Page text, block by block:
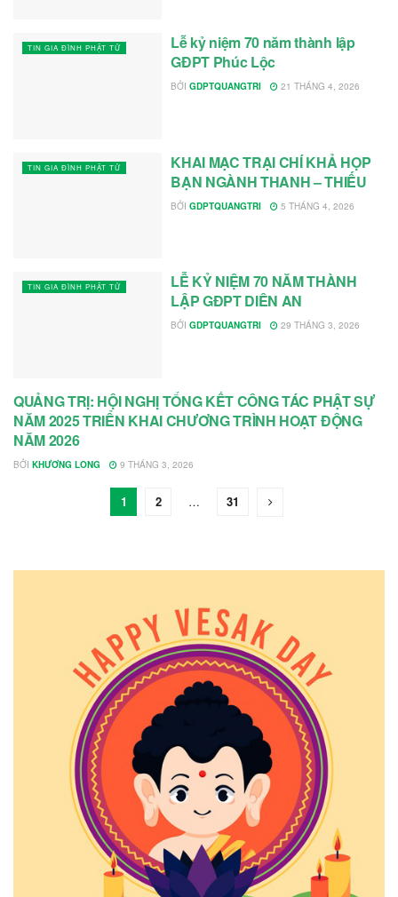
TIN GIA ĐÌNH PHẬT TỬ
Lễ kỷ niệm 70 năm thành lập
GĐPT Phúc Lộc
BỞI GDPTQUANGTRI 21 THÁNG 4, 2026
TIN GIA ĐÌNH PHẬT TỬ
KHAI MẠC TRẠI CHÍ KHẢ HỌP
BẠN NGÀNH THANH – THIẾU
BỞI GDPTQUANGTRI 5 THÁNG 4, 2026
TIN GIA ĐÌNH PHẬT TỬ
LỄ KỶ NIỆM 70 NĂM THÀNH
LẬP GĐPT DIÊN AN
BỞI GDPTQUANGTRI 29 THÁNG 3, 2026
TIN GIA ĐÌNH PHẬT TỬ
QUẢNG TRỊ: HỘI NGHỊ TỔNG KẾT CÔNG TÁC PHẬT SỰ
NĂM 2025 TRIỂN KHAI CHƯƠNG TRÌNH HOẠT ĐỘNG
NĂM 2026
BỞI KHƯƠNG LONG 9 THÁNG 3, 2026
1 2 … 31